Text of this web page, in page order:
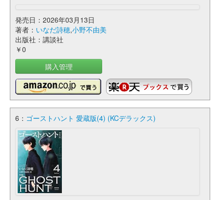
発売日：2026年03月13日
著者： いなだ詩穂,小野不由美
出版社：講談社
￥0
購入管理
6： ゴーストハント 愛蔵版(4) (KCデラックス)